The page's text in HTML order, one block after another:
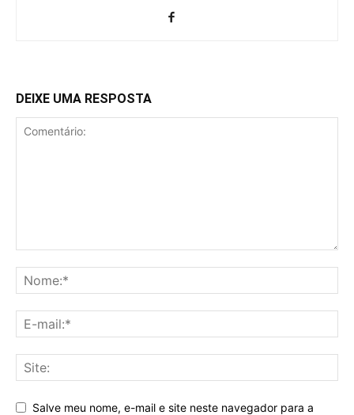
DEIXE UMA RESPOSTA
Salve meu nome, e-mail e site neste navegador para a